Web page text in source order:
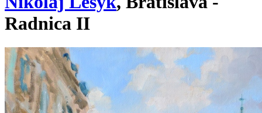
Radnica II